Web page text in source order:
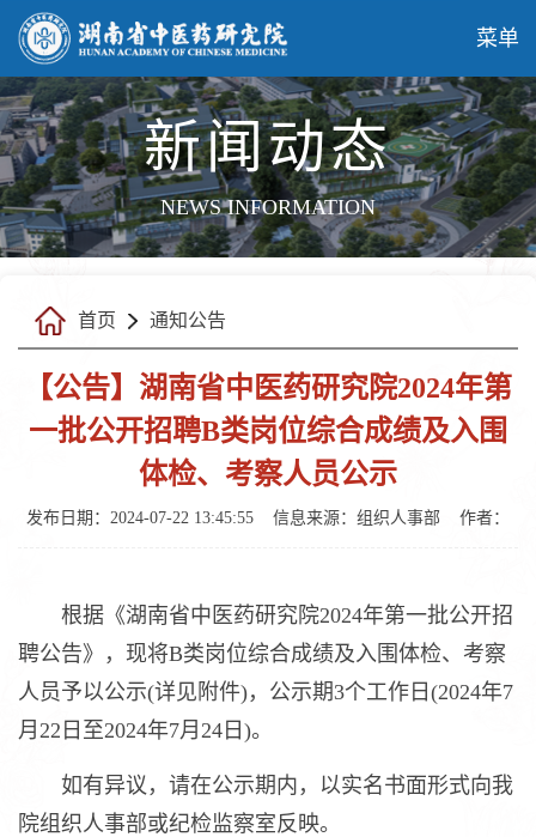
菜单
新闻动态
NEWS INFORMATION
首页 通知公告
【公告】湖南省中医药研究院2024年第
一批公开招聘B类岗位综合成绩及入围
体检、考察人员公示
发布日期：2024-07-22 13:45:55 信息来源： 组织人事部 作者：
根据《湖南省中医药研究院2024年第一批公开招
聘公告》，现将B类岗位综合成绩及入围体检、考察
人员予以公示(详见附件)，公示期3个工作日(2024年7
月22日至2024年7月24日)。
如有异议，请在公示期内，以实名书面形式向我
院组织人事部或纪检监察室反映。